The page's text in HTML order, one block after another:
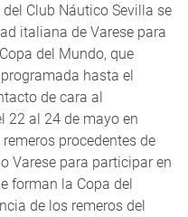
Club Náutico Sevilla se
italiana de Varese para
del Mundo, que
hasta el
de cara al
22 al 24 de mayo en
procedentes de
Varese para participar en
forman la Copa del
de los remeros del